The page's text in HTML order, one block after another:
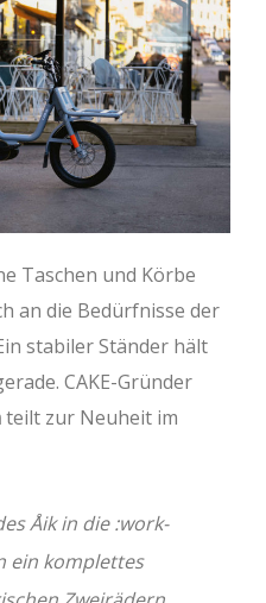
Taschen und Körbe
an die Bedürfnisse der
stabiler Ständer hält
CAKE-Gründer
teilt zur Neuheit im
Åik in die :work-
ein komplettes